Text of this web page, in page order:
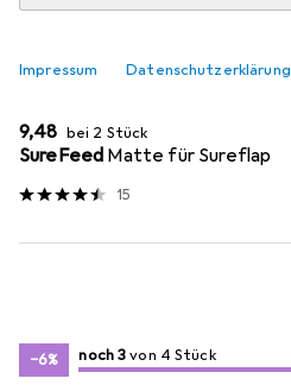
Impressum Datenschutzerklärung
MENGENRABATT
EUR
9,48 bei 2 Stück
SureFeed Matte für Sureflap
15
−6% 3 / 4
3 von 4 Stück
noch 3 von 4 Stück